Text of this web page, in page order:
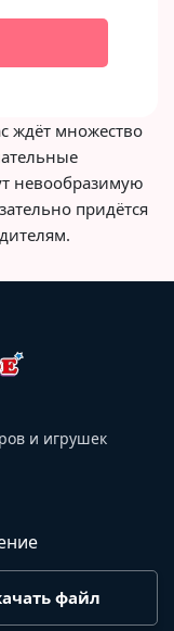
ждёт множество
невообразимую
придётся
и игрушек
файл